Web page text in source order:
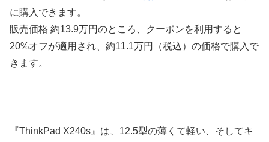
に購入できます。
販売価格 約13.9万円のところ、クーポンを利用すると
20%オフが適用され、約11.1万円（税込）の価格で購入で
きます。
『ThinkPad X240s』は、12.5型の薄くて軽い、そしてキ